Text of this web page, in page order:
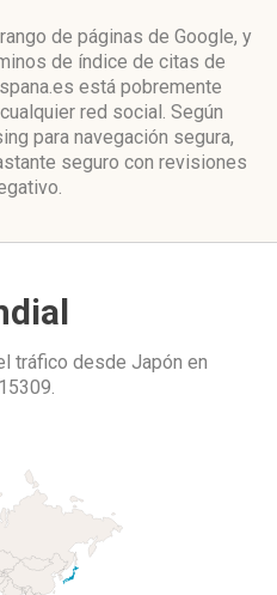
de páginas de Google, y
de índice de citas de
está pobremente
red social. Según
para navegación segura,
seguro con revisiones
tráfico desde Japón en